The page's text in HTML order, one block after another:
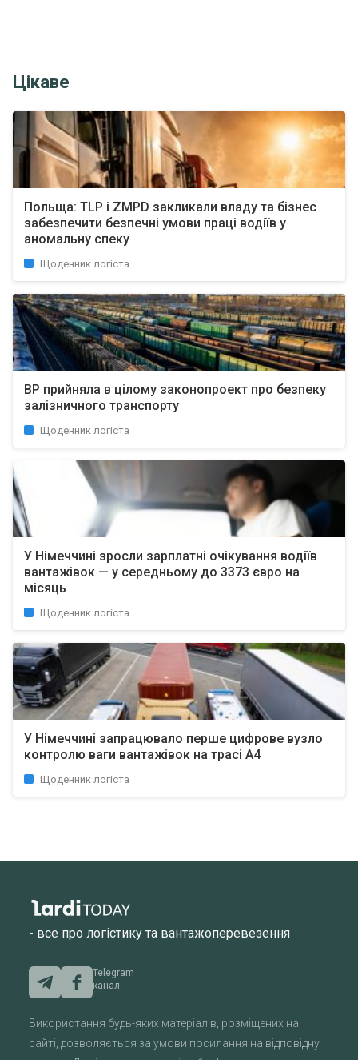
Цікаве
Польща: TLP і ZMPD закликали владу та бізнес
забезпечити безпечні умови праці водіїв у
аномальну спеку
Щоденник логіста
ВР прийняла в цілому законопроект про безпеку
залізничного транспорту
Щоденник логіста
У Німеччині зросли зарплатні очікування водіїв
вантажівок — у середньому до 3373 євро на
місяць
Щоденник логіста
У Німеччині запрацювало перше цифрове вузло
контролю ваги вантажівок на трасі A4
Щоденник логіста
- все про логістику та вантажоперевезення
Telegram
канал
Використання будь-яких матеріалів, розміщених на
сайті, дозволяється за умови посилання на відповідну